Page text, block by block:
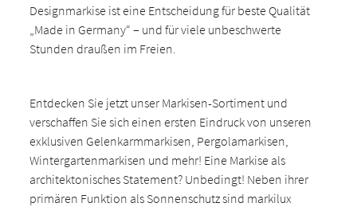
Designmarkise ist eine Entscheidung für beste Qualität
„Made in Germany“ – und für viele unbeschwerte
Stunden draußen im Freien.
Entdecken Sie jetzt unser Markisen-Sortiment und
verschaffen Sie sich einen ersten Eindruck von unseren
exklusiven Gelenkarmmarkisen, Pergolamarkisen,
Wintergartenmarkisen und mehr! Eine Markise als
architektonisches Statement? Unbedingt! Neben ihrer
primären Funktion als Sonnenschutz sind markilux